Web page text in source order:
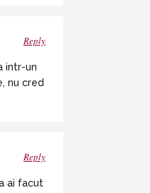
Reply
intr-un
nu cred
Reply
ai facut